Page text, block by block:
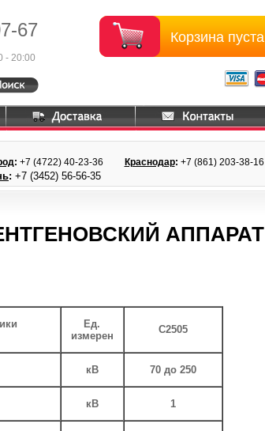
Корзина пуста
67
- 20:00
: +7 (4722) 40-23-36 Краснодар: +7 (861) 203-38-16
: +7 (3452) 56-56-35
АППАРАТ
Ед.
измерен
C2505
кВ 70 до 250
кВ 1